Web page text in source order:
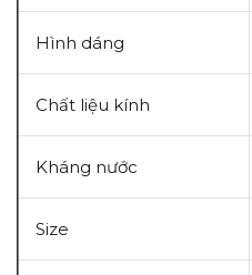
Hình dáng
Chất liệu kính
Kháng nước
Size